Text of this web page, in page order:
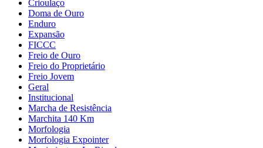
Crioulaço
Doma de Ouro
Enduro
Expansão
FICCC
Freio de Ouro
Freio do Proprietário
Freio Jovem
Geral
Institucional
Marcha de Resistência
Marchita 140 Km
Morfologia
Morfologia Expointer